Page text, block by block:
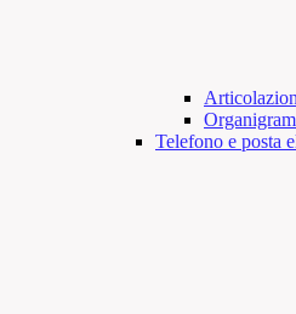
Telefono e posta